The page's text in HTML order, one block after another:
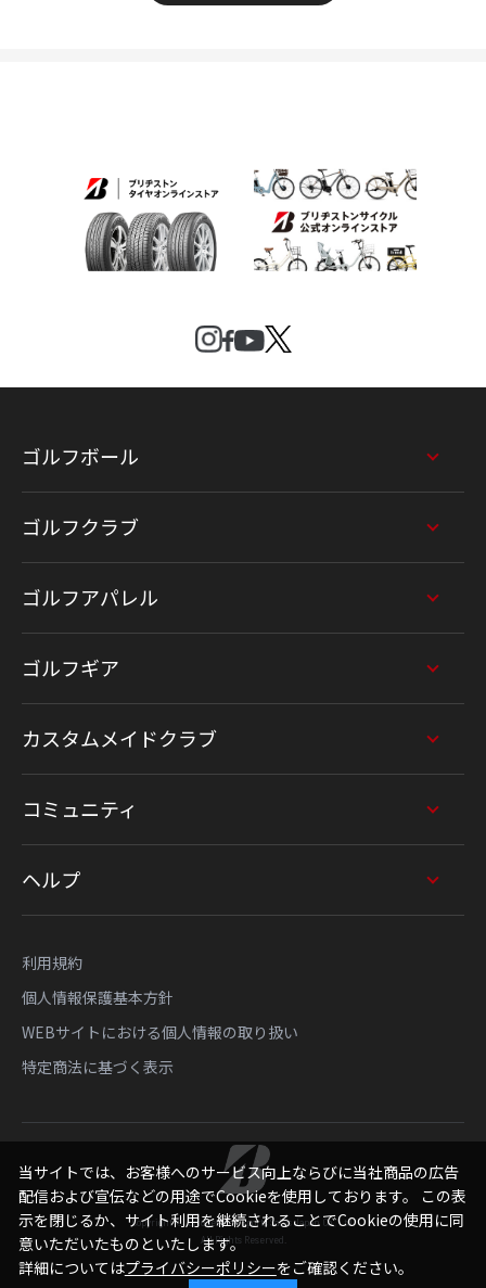
ゴルフボール
ゴルフクラブ
ゴルフアパレル
ゴルフギア
カスタムメイドクラブ
コミュニティ
ヘルプ
利用規約
個人情報保護基本方針
WEBサイトにおける個人情報の取り扱い
特定商法に基づく表示
Copyright © Bridgestone Sports Sales Japan Co., Ltd.
All Rights Reserved.
当サイトでは、お客様へのサービス向上ならびに当社商品の広告
配信および宣伝などの用途でCookieを使用しております。 この表
示を閉じるか、サイト利用を継続されることでCookieの使用に同
意いただいたものといたします。
詳細についてはプライバシーポリシーをご確認ください。